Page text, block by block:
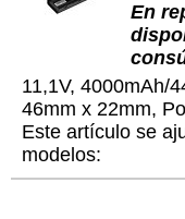
En
11,1V, 4000mAh/
46mm x 22mm,
Este artículo se
modelos: